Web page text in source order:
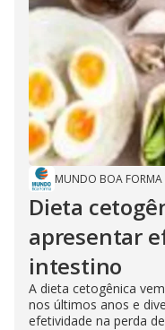
MUNDO BOA FORMA
Dieta
apresentar
intestino
A dieta cetogênica
nos últimos anos e
efetividade na perda